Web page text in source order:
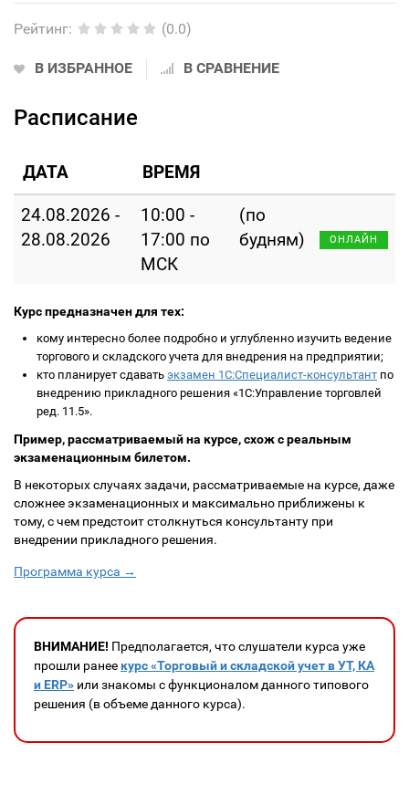
Рейтинг: (0.0)
В ИЗБРАННОЕ В СРАВНЕНИЕ
Расписание
ДАТА ВРЕМЯ
24.08.2026 -
28.08.2026
10:00 -
17:00 по
МСК
(по
будням)
ОНЛАЙН
Курс предназначен для тех:
кому интересно более подробно и углубленно изучить ведение
торгового и складского учета для внедрения на предприятии;
кто планирует сдавать экзамен 1С:Специалист-консультант по
внедрению прикладного решения «1С:Управление торговлей
ред. 11.5».
Пример, рассматриваемый на курсе, схож с реальным
экзаменационным билетом.
В некоторых случаях задачи, рассматриваемые на курсе, даже
сложнее экзаменационных и максимально приближены к
тому, с чем предстоит столкнуться консультанту при
внедрении прикладного решения.
Программа курса →
ВНИМАНИЕ! Предполагается, что слушатели курса уже
прошли ранее курс «Торговый и складской учет в УТ, КА
и ERP» или знакомы с функционалом данного типового
решения (в объеме данного курса).